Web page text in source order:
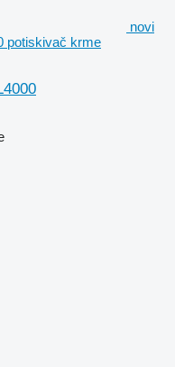
novi
potiskivač krme